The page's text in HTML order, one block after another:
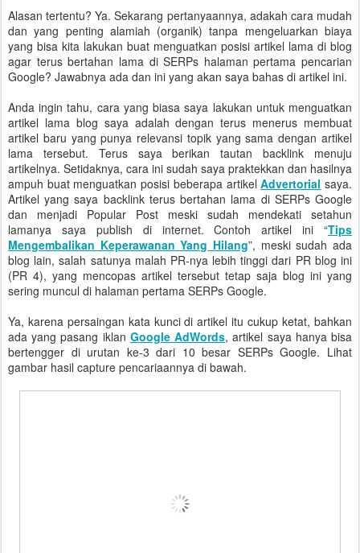
Alasan tertentu? Ya. Sekarang pertanyaannya, adakah cara mudah
dan yang penting alamiah (organik) tanpa mengeluarkan biaya
yang bisa kita lakukan buat menguatkan posisi artikel lama di blog
agar terus bertahan lama di SERPs halaman pertama pencarian
Google? Jawabnya ada dan ini yang akan saya bahas di artikel ini.
Anda ingin tahu, cara yang biasa saya lakukan untuk menguatkan
artikel lama blog saya adalah dengan terus menerus membuat
artikel baru yang punya relevansi topik yang sama dengan artikel
lama tersebut. Terus saya berikan tautan backlink menuju
artikelnya. Setidaknya, cara ini sudah saya praktekkan dan hasilnya
ampuh buat menguatkan posisi beberapa artikelAdvertorial saya.
Artikel yang saya backlink terus bertahan lama di SERPs Google
dan menjadi Popular Post meski sudah mendekati setahun
lamanya saya publish di internet. Contoh artikel ini “Tips
Mengembalikan Keperawanan Yang Hilang”, meski sudah ada
blog lain, salah satunya malah PR-nya lebih tinggi dari PR blog ini
(PR 4), yang mencopas artikel tersebut tetap saja blog ini yang
sering muncul di halaman pertama SERPs Google.
Ya, karena persaingan kata kunci di artikel itu cukup ketat, bahkan
ada yang pasang iklan Google AdWords, artikel saya hanya bisa
bertengger di urutan ke-3 dari 10 besar SERPs Google. Lihat
gambar hasil capture pencariaannya di bawah.